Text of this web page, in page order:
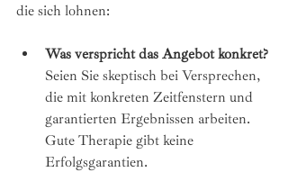
die sich lohnen:
Was verspricht das Angebot konkret?
Seien Sie skeptisch bei Versprechen,
die mit konkreten Zeitfenstern und
garantierten Ergebnissen arbeiten.
Gute Therapie gibt keine
Erfolgsgarantien.